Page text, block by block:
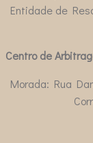
Entidade de
Centro de
Morada: Rua